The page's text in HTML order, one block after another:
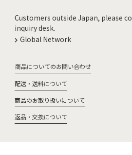
Customers outside Japan, please
inquiry desk.
Global Network
商品についてのお問い合わせ
配送・送料について
商品のお取り扱いについて
返品・交換について